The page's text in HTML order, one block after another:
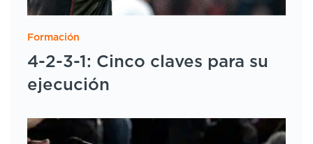
Formación
4-2-3-1: Cinco claves para su
ejecución